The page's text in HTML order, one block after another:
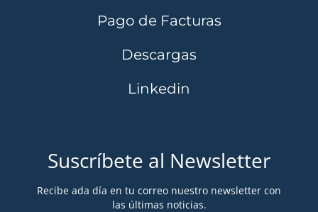
Pago de Facturas
Descargas
Linkedin
Suscríbete al Newsletter
Recibe ada día en tu correo nuestro newsletter con
las últimas noticias.